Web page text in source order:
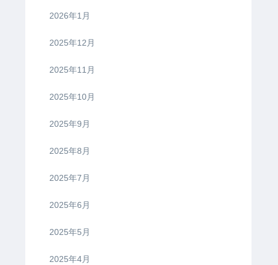
2026年1月
2025年12月
2025年11月
2025年10月
2025年9月
2025年8月
2025年7月
2025年6月
2025年5月
2025年4月